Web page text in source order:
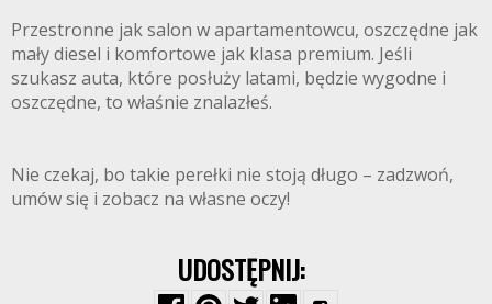
Przestronne jak salon w apartamentowcu, oszczędne jak
mały diesel i komfortowe jak klasa premium. Jeśli
szukasz auta, które posłuży latami, będzie wygodne i
oszczędne, to właśnie znalazłeś.
Nie czekaj, bo takie perełki nie stoją długo – zadzwoń,
umów się i zobacz na własne oczy!
UDOSTĘPNIJ: